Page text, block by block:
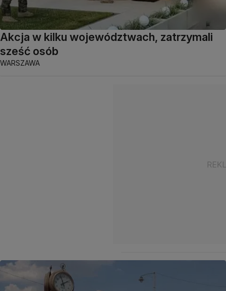
Akcja w kilku województwach, zatrzymali
sześć osób
WARSZAWA